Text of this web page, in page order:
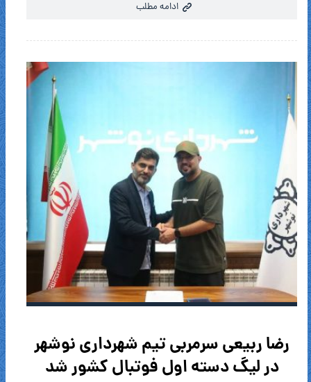
ادامه مطلب
رضا ربیعی سرمربی تیم شهرداری نوشهر
در لیگ دسته اول فوتبال کشور شد